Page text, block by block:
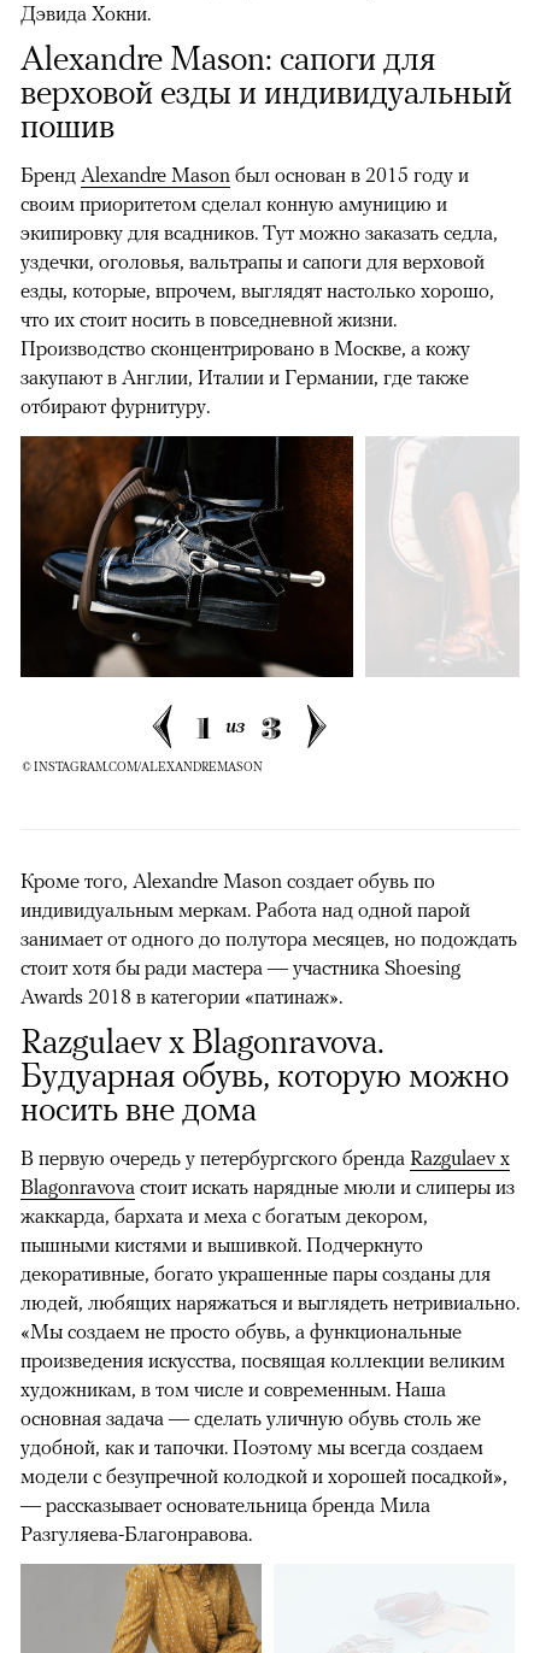
Дэвида Хокни.
Alexandre Mason: сапоги для
верховой езды и индивидуальный
пошив
Бренд Alexandre Mason был основан в 2015 году и
своим приоритетом сделал конную амуницию и
экипировку для всадников. Тут можно заказать седла,
уздечки, оголовья, вальтрапы и сапоги для верховой
езды, которые, впрочем, выглядят настолько хорошо,
что их стоит носить в повседневной жизни.
Производство сконцентрировано в Москве, а кожу
закупают в Англии, Италии и Германии, где также
отбирают фурнитуру.
1 из 3
© INSTAGRAM.COM/ALEXANDREMASON
Кроме того, Alexandre Mason создает обувь по
индивидуальным меркам. Работа над одной парой
занимает от одного до полутора месяцев, но подождать
стоит хотя бы ради мастера — участника Shoesing
Awards 2018 в категории «патинаж».
Razgulaev x Blagonravova.
Будуарная обувь, которую можно
носить вне дома
В первую очередь у петербургского бренда Razgulaev x
Blagonravova стоит искать нарядные мюли и слиперы из
жаккарда, бархата и меха с богатым декором,
пышными кистями и вышивкой. Подчеркнуто
декоративные, богато украшенные пары созданы для
людей, любящих наряжаться и выглядеть нетривиально.
«Мы создаем не просто обувь, а функциональные
произведения искусства, посвящая коллекции великим
художникам, в том числе и современным. Наша
основная задача — сделать уличную обувь столь же
удобной, как и тапочки. Поэтому мы всегда создаем
модели с безупречной колодкой и хорошей посадкой»,
— рассказывает основательница бренда Мила
Разгуляева-Благонравова.